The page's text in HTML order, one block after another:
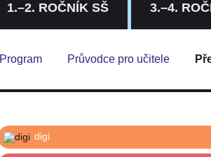
1.–2. ROČNÍK SŠ 3.–4.
Program Průvodce pro učitele
digi